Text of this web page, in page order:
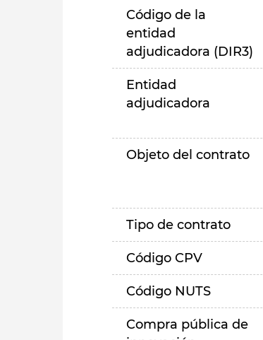
Código de la
entidad
adjudicadora (DIR3)
Entidad
adjudicadora
Objeto del contrato
Tipo de contrato
Código CPV
Código NUTS
Compra pública de